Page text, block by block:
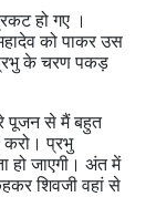
हो गए ।
को पाकर उस
के चरण पकड़
पूजन से मैं बहुत
करो। प्रभु
हो जाएगी। अंत में
शिवजी वहां से